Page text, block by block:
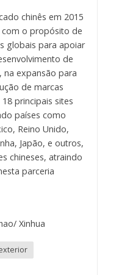
chinês em 2015
o propósito de
globais para apoiar
de
na expansão para
de marcas
principais sites
países como
Reino Unido,
Japão, e outros,
chineses, atraindo
parceria
Xinhua